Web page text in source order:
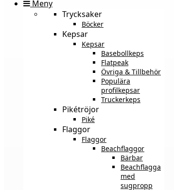
Meny
Trycksaker
Böcker
Kepsar
Kepsar
Basebollkeps
Flatpeak
Övriga & Tillbehör
Populära
profilkepsar
Truckerkeps
Pikétröjor
Piké
Flaggor
Flaggor
Beachflaggor
Bärbar
Beachflagga
med
sugpropp